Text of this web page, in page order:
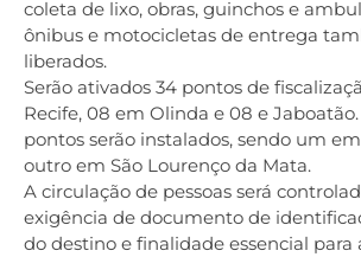
coleta de lixo, obras, guinchos e
ônibus e motocicletas de entrega
liberados.
Serão ativados 34 pontos de
Recife, 08 em Olinda e 08 e
pontos serão instalados, sendo um
outro em São Lourenço da Mata.
A circulação de pessoas será
exigência de documento de
do destino e finalidade essencial para